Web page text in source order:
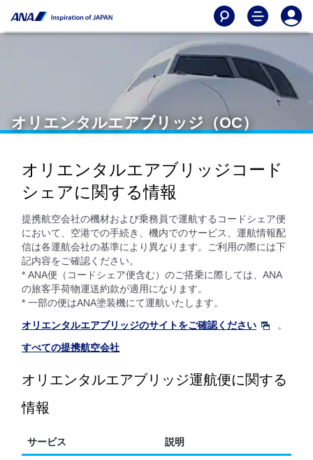
オリエンタルエアブリッジ（OC）
オリエンタルエアブリッジコード
シェアに関する情報
提携航空会社の機材および乗務員で運航するコードシェア便
において、空港での手続き、機内でのサービス、運航情報配
信は各運航会社の基準により異なります。ご利用の際には下
記内容をご確認ください。
* ANA便（コードシェア便含む）のご搭乗に際しては、ANA
の旅客手荷物運送約款が適用になります。
* 一部の便はANA塗装機にて運航いたします。
オリエンタルエアブリッジのサイトをご確認ください
。
すべての提携航空会社
オリエンタルエアブリッジ運航便に関する
情報
サービス 説明